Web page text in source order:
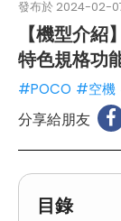
發布於 2024-02-
【機型介
特色規格功
#POCO #空機
分享給朋友
目錄